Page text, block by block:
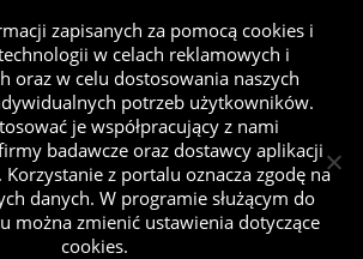
zapisanych za pomocą cookies i
w celach reklamowych i
oraz w celu dostosowania naszych
potrzeb użytkowników.
je współpracujący z nami
badawcze oraz dostawcy aplikacji
z portalu oznacza zgodę na
danych. W programie służącym do
można zmienić ustawienia dotyczące
cookies.